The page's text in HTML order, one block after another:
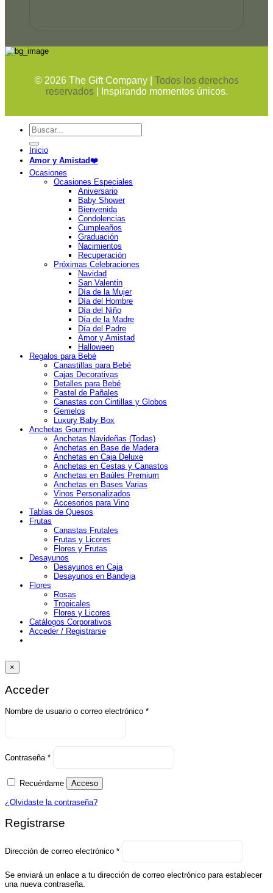
© 2026The Gift Company | Todos los derechos
reservados
| Inspirando momentos únicos.
Buscar
por:
Inicio
Amor y Amistad❤️
Ocasiones
Ocasiones Especiales
Aniversario
Baby Shower
Bienvenida
Condolencias
Cumpleaños
Graduación
Nacimientos
Recuperación
Próximas Celebraciones
Navidad
San Valentin
Día de la Mujer
Día del Hombre
Día del Niño
Día de la Madre
Día del Padre
Amor y Amistad
Halloween
Regalos para Bebé
Canastillas para Bebé
Cajas Decorativas
Detalles para Bebé
Pastel de Pañales
Canastas con Cintillas y Globos
Gemelos
Luxury Baby Box
Anchetas Gourmet
Anchetas Navideñas (Todas)
Anchetas en Base de Madera
Anchetas en Caja Deluxe
Anchetas en Cestas y Canastos
Anchetas en Baúles Premium
Anchetas en Bases Varias
Vinos Personalizados
Accesorios para Vino
Tablas de Quesos
Frutas
Canastas Frutales
Frutas y Licores
Flores y Frutas
Desayunos
Desayunos en Caja
Desayunos en Bandeja
Flores
Rosas
Tropicales
Flores y Licores
Catálogos Corporativos
Acceder / Registrarse
×
Acceder
Nombre de usuario o correo electrónico *Obligatorio
Contraseña *
Obligatorio
Recuérdame Acceso
¿Olvidaste la contraseña?
Registrarse
Dirección de correo electrónico *
Obligatorio
Se enviará un enlace a tu dirección de correo electrónico para establecer
una nueva contraseña.